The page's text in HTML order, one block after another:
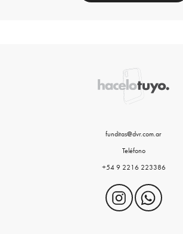
funditas@dvr.com.ar
Teléfono
+54 9 2216 223386